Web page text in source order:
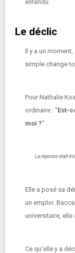
entendu.
Le déclic
Il y a un
simple change
Pour Nathalie
ordinaire : "Est-
moi ?"
La réponse était
Elle a posé sa
un emploi.
universitaire, elle
Ce qu'elle y a